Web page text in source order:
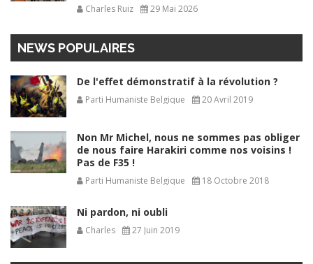
Charles Ruiz 29 Mai 2026
NEWS POPULAIRES
De l'effet démonstratif à la révolution ?
Parti Humaniste Belgique 20 Avril 2019
Non Mr Michel, nous ne sommes pas obliger
de nous faire Harakiri comme nos voisins !
Pas de F35 !
Parti Humaniste Belgique 18 Octobre 2018
Ni pardon, ni oubli
Charles 27 Juin 2019